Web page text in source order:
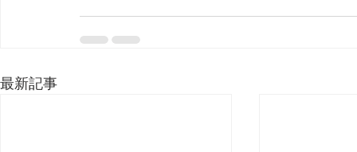
最新記事